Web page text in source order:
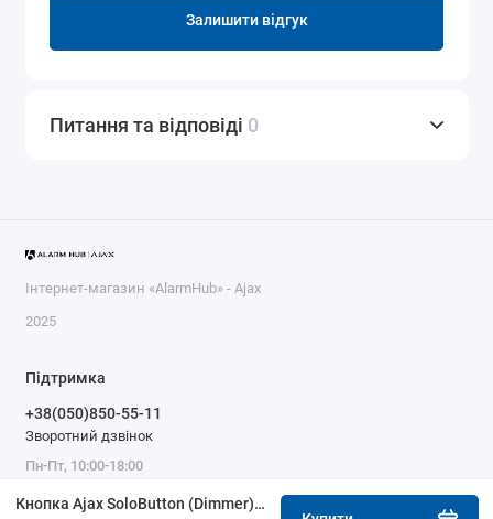
Кнопка Ajax SoloButton (Dimmer) [55] (8EU) ASP біла
Залишити відгук
Питання та відповіді 0
Інтернет-магазин «AlarmHub» - Ajax
2025
Підтримка
+38(050)850-55-11
Зворотний дзвінок
Пн-Пт, 10:00-18:00